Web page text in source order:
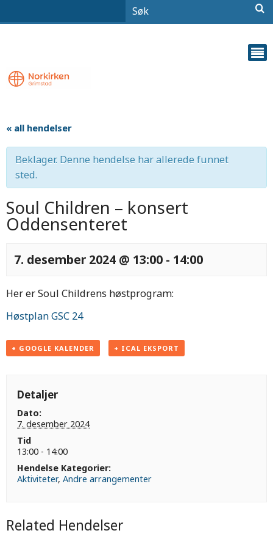
« all hendelser
Beklager. Denne hendelse har allerede funnet
sted.
Soul Children – konsert
Oddensenteret
7. desember 2024 @ 13:00 - 14:00
Her er Soul Childrens høstprogram:
Høstplan GSC 24
+ GOOGLE KALENDER + ICAL EKSPORT
Detaljer
Dato:
7. desember 2024
Tid
13:00 - 14:00
Hendelse Kategorier:
Aktiviteter,Andre arrangementer
Related Hendelser